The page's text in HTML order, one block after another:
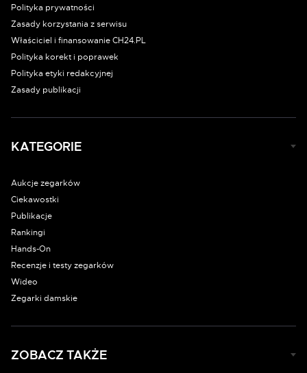
Polityka prywatności
Zasady korzystania z serwisu
Właściciel i finansowanie CH24.PL
Polityka korekt i poprawek
Polityka etyki redakcyjnej
Zasady publikacji
KATEGORIE
Aukcje zegarków
Ciekawostki
Publikacje
Rankingi
Hands-On
Recenzje i testy zegarków
Wideo
Zegarki damskie
ZOBACZ TAKŻE